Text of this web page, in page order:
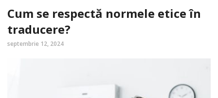
Cum se respectă normele etice în
traducere?
septembrie 12, 2024